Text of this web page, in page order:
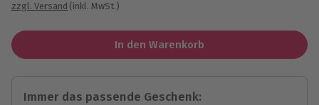
zzgl. Versand (inkl. MwSt.)
In den Warenkorb
Immer das passende Geschenk: